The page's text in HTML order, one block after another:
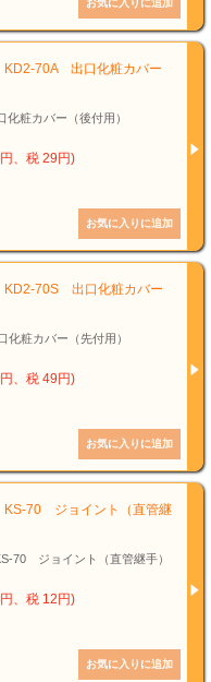
KD2-70A 出口化粧カバー
粧カバー（後付用）
、税 29円)
KD2-70S 出口化粧カバー
粧カバー（先付用）
、税 49円)
KS-70 ジョイント（直管継
70 ジョイント（直管継手）
、税 12円)